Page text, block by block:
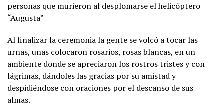
personas que murieron al desplomarse el helicóptero
“Augusta”
Al finalizar la ceremonia la gente se volcó a tocar las
urnas, unas colocaron rosarios, rosas blancas, en un
ambiente donde se apreciaron los rostros tristes y con
lágrimas, dándoles las gracias por su amistad y
despidiéndose con oraciones por el descanso de sus
almas.